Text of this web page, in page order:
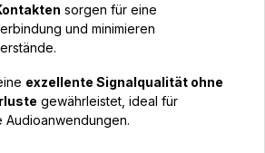
sorgen für eine
und minimieren
exzellente Signalqualität ohne
gewährleistet, ideal für
Audioanwendungen.